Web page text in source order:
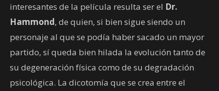
interesantes de la película resulta ser el Dr.
Hammond, de quien, si bien sigue siendo un
personaje al que se podía haber sacado un mayor
partido, sí queda bien hilada la evolución tanto de
su degeneración física como de su degradación
psicológica. La dicotomía que se crea entre el